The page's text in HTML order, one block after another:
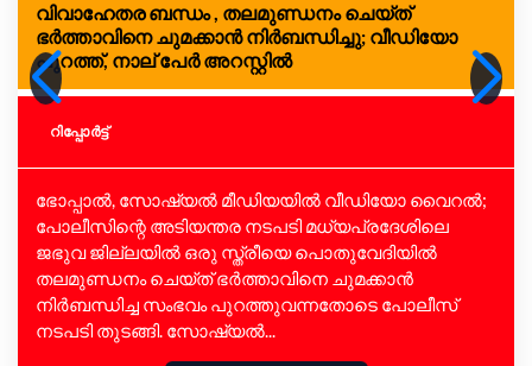
വിവാഹേതര ബന്ധം , തലമുണ്ഡനം ചെയ്ത്
ഭർത്താവിനെ ചുമക്കാൻ നിർബന്ധിച്ചു; വീഡിയോ
പുറത്ത്, നാല് പേർ അറസ്റ്റിൽ
റിപ്പോര്‍ട്ട്
ഭോപ്പാൽ, സോഷ്യൽ മീഡിയയിൽ വീഡിയോ വൈറൽ;
പോലീസിന്റെ അടിയന്തര നടപടി മധ്യപ്രദേശിലെ
ജഭുവ ജില്ലയിൽ ഒരു സ്ത്രീയെ പൊതുവേദിയിൽ
തലമുണ്ഡനം ചെയ്ത് ഭർത്താവിനെ ചുമക്കാൻ
നിർബന്ധിച്ച സംഭവം പുറത്തുവന്നതോടെ പോലീസ്
നടപടി തുടങ്ങി. സോഷ്യൽ...